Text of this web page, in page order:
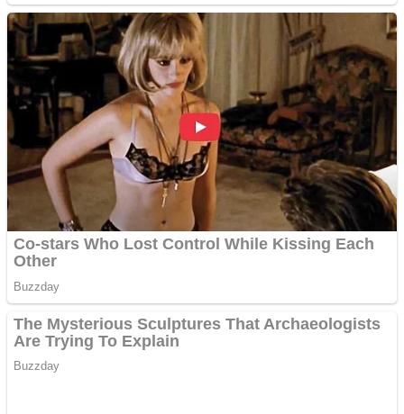
Împrumut si investitii
Ofera def între special